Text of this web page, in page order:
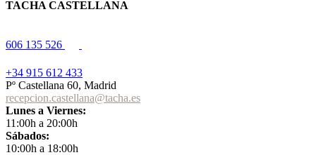
TACHA CASTELLANA
606 135 526
+34 915 612 433
Pº Castellana 60, Madrid
recepcion.castellana@tacha.es
Lunes a Viernes:
11:00h a 20:00h
Sábados:
10:00h a 18:00h